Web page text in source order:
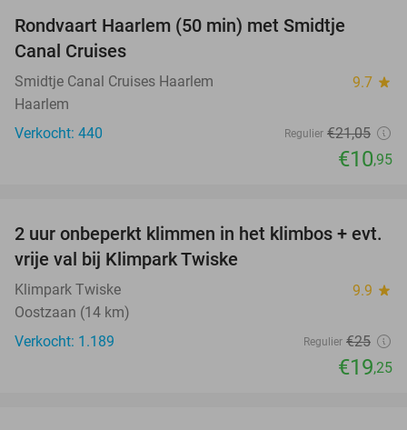
Rondvaart Haarlem (50 min) met Smidtje
Canal Cruises
Smidtje Canal Cruises Haarlem 9.7 star
Haarlem
Verkocht: 440
Regulier €21,05
€10,95
23%
2 uur onbeperkt klimmen in het klimbos + evt.
vrije val bij Klimpark Twiske
Klimpark Twiske 9.9 star
Oostzaan (14 km)
Verkocht: 1.189
Regulier €25
€19,25